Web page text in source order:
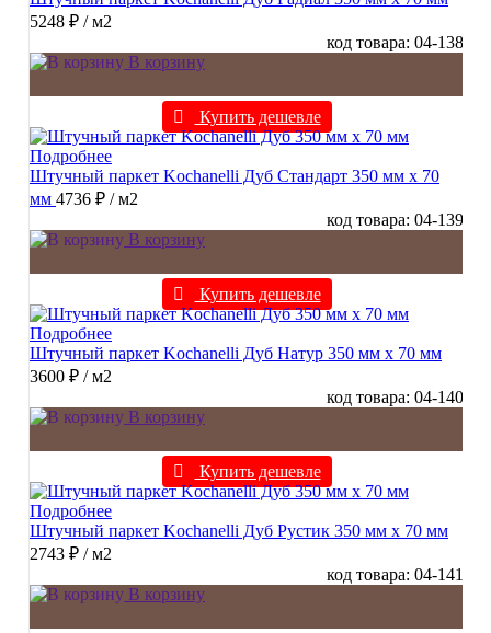
5248 ₽ / м2
код товара: 04-138
В корзину
Купить дешевле
Подробнее
Штучный паркет Kochanelli Дуб Стандарт 350 мм х 70
мм 4736 ₽ / м2
код товара: 04-139
В корзину
Купить дешевле
Подробнее
Штучный паркет Kochanelli Дуб Натур 350 мм х 70 мм
3600 ₽ / м2
код товара: 04-140
В корзину
Купить дешевле
Подробнее
Штучный паркет Kochanelli Дуб Рустик 350 мм х 70 мм
2743 ₽ / м2
код товара: 04-141
В корзину